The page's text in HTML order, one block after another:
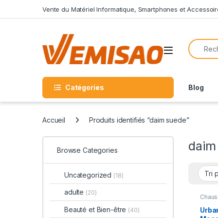
Vente du Matériel Informatique, Smartphones et
Open
Search
Catégories Blog
Accueil Produits identifiés “daim suede”
Browse Categories
Uncategorized (18)
adulte (20)
Beauté et Bien-être (40)